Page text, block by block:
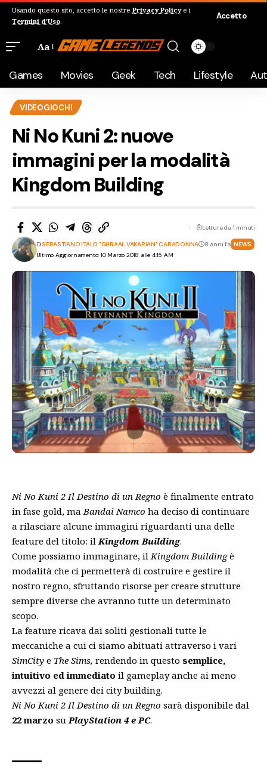
Usando questo sito, accetto le nostre Privacy Policye i
Termini d'Uso.
Accetto
Aa
Games Movies Geek Tech Lifestyle
VIDEOGIOCHI
Ni No Kuni 2: nuove
immagini per la modalità
Kingdom Building
Ultimo Aggiornamento: 10 Marzo 2018 alle 4:15 AM
DiSEBASTIANO ITALO "GHRAAL VAKARIAN" CARADONNA 8 anni fa NEWS
Lettura da 1 minuti
Ni No Kuni 2 Il Destino di un Regno è finalmente entrato
in fase gold, maBandai Namco ha deciso di continuare
a rilasciare alcune immagini riguardanti una delle
feature del titolo: ilKingdom Building.
Come possiamo immaginare, ilKingdom Buildingè
modalità che ci permetterà di costruire e gestire il
nostro regno, sfruttando risorse per creare strutture
sempre diverse che avranno tutte un determinato
scopo.
La feature ricava dai soliti gestionali tutte le
meccaniche a cui ci siamo abituati attraverso i vari
SimCity e The Sims, rendendo in questo semplice,
intuitivo ed immediato il gameplay anche ai meno
avvezzi al genere dei city building.
Ni No Kuni 2 Il Destino di un Regno sarà disponibile dal
22 marzo suPlayStation 4 e PC.